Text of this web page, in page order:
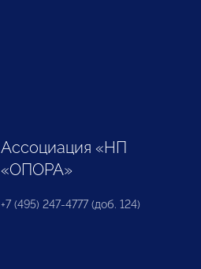
Ассоциация «НП
«ОПОРА»
+7 (495) 247-4777 (доб. 124)